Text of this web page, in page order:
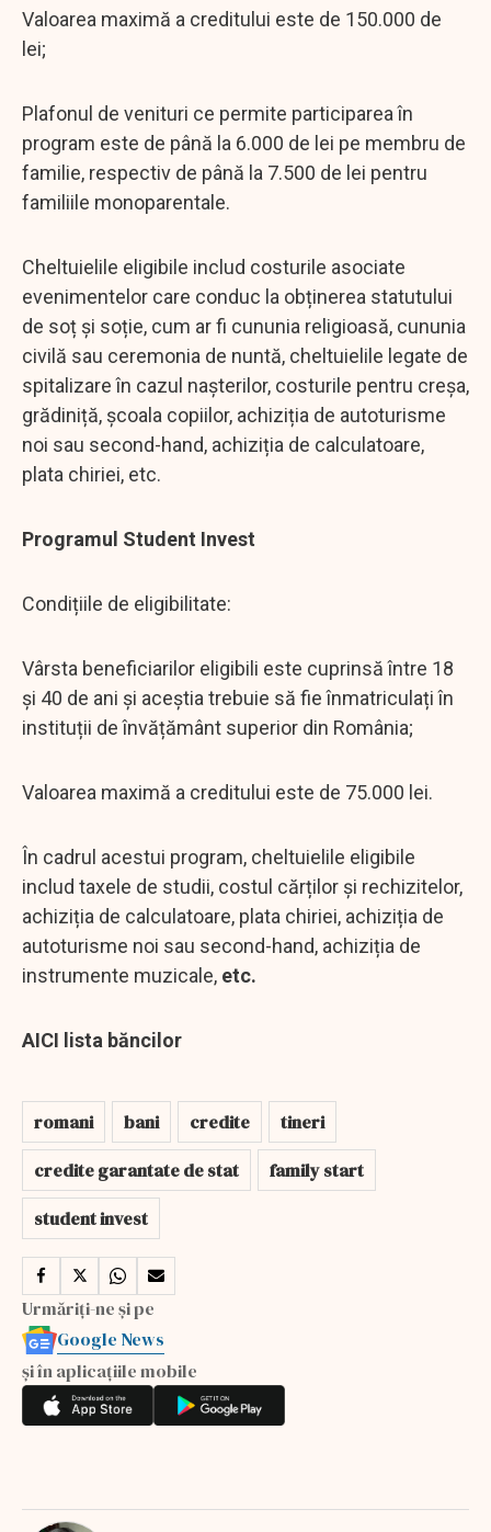
Valoarea maximă a creditului este de 150.000 de
lei;
Plafonul de venituri ce permite participarea în
program este de până la 6.000 de lei pe membru de
familie, respectiv de până la 7.500 de lei pentru
familiile monoparentale.
Cheltuielile eligibile includ costurile asociate
evenimentelor care conduc la obținerea statutului
de soț și soție, cum ar fi cununia religioasă, cununia
civilă sau ceremonia de nuntă, cheltuielile legate de
spitalizare în cazul nașterilor, costurile pentru creșa,
grădiniță, școala copiilor, achiziția de autoturisme
noi sau second-hand, achiziția de calculatoare,
plata chiriei, etc.
Programul Student Invest
Condițiile de eligibilitate:
Vârsta beneficiarilor eligibili este cuprinsă între 18
și 40 de ani și aceștia trebuie să fie înmatriculați în
instituții de învățământ superior din România;
Valoarea maximă a creditului este de 75.000 lei.
În cadrul acestui program, cheltuielile eligibile
includ taxele de studii, costul cărților și rechizitelor,
achiziția de calculatoare, plata chiriei, achiziția de
autoturisme noi sau second-hand, achiziția de
instrumente muzicale, etc.
AICI lista băncilor
romani bani credite
tineri
credite garantate de stat
family start
student invest
Urmăriți-ne și pe
Google News
și în aplicațiile mobile